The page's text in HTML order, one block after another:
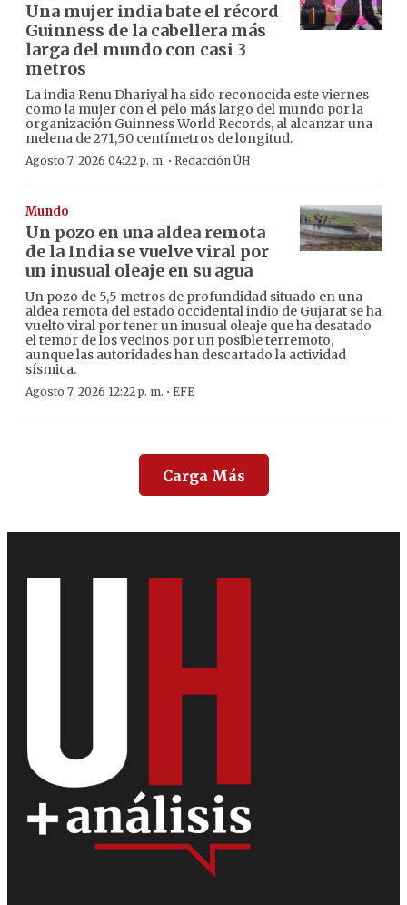
Una mujer india bate el récord
Guinness de la cabellera más
larga del mundo con casi 3
metros
La india Renu Dhariyal ha sido reconocida este viernes
como la mujer con el pelo más largo del mundo por la
organización Guinness World Records, al alcanzar una
melena de 271,50 centímetros de longitud.
Agosto 7, 2026 04:22 p. m. · Redacción ÚH
Mundo
Un pozo en una aldea remota
de la India se vuelve viral por
un inusual oleaje en su agua
Un pozo de 5,5 metros de profundidad situado en una
aldea remota del estado occidental indio de Gujarat se ha
vuelto viral por tener un inusual oleaje que ha desatado
el temor de los vecinos por un posible terremoto,
aunque las autoridades han descartado la actividad
sísmica.
Agosto 7, 2026 12:22 p. m. · EFE
Carga Más